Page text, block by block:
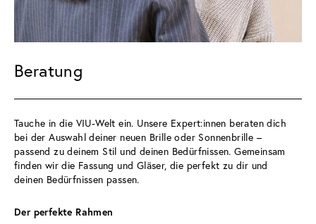
Beratung
Tauche in die VIU-Welt ein. Unsere Expert:innen beraten dich
bei der Auswahl deiner neuen Brille oder Sonnenbrille –
passend zu deinem Stil und deinen Bedürfnissen. Gemeinsam
finden wir die Fassung und Gläser, die perfekt zu dir und
deinen Bedürfnissen passen.
Der perfekte Rahmen